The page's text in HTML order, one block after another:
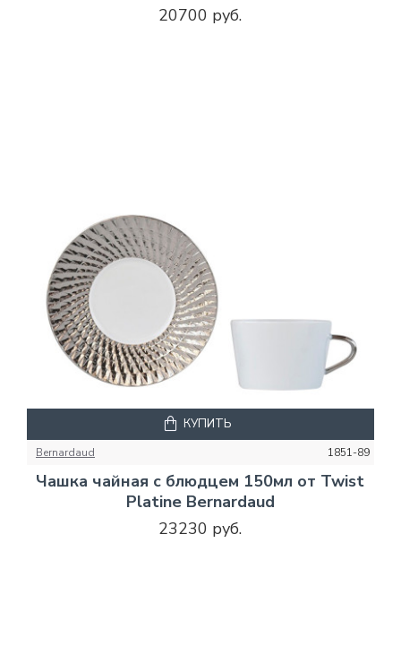
20700 руб.
Bernardaud 1851-89
Чашка чайная с блюдцем 150мл от Twist
Platine Bernardaud
23230 руб.
КУПИТЬ